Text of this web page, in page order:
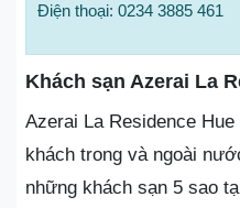
Điện thoại: 0234 3885 461
Khách sạn Azerai La
Azerai La Residence
khách trong và ngoài
những khách sạn 5 sao